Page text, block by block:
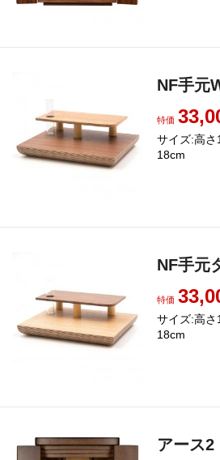
NF手元
特価
サイズ:高
18cm
NF手元
特価
サイズ:高
18cm
アース